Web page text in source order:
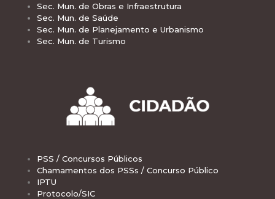
Sec. Mun. de Obras e Infraestrutura
Sec. Mun. de Saúde
Sec. Mun. de Planejamento e Urbanismo
Sec. Mun. de Turismo
PSS / Concursos Públicos
Chamamentos dos PSSs / Concurso Público
IPTU
Protocolo/SIC